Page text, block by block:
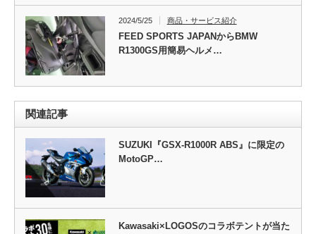
2024/5/25 商品・サービス紹介
FEED SPORTS JAPANからBMW
R1300GS用簡易ヘルメ…
関連記事
SUZUKI『GSX-R1000R ABS』に限定の
MotoGP…
Kawasaki×LOGOSのコラボテントが当た